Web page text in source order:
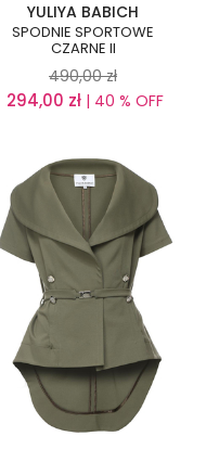
YULIYA BABICH
SPODNIE SPORTOWE
CZARNE II
490,00 zł
294,00 zł| 40 % OFF